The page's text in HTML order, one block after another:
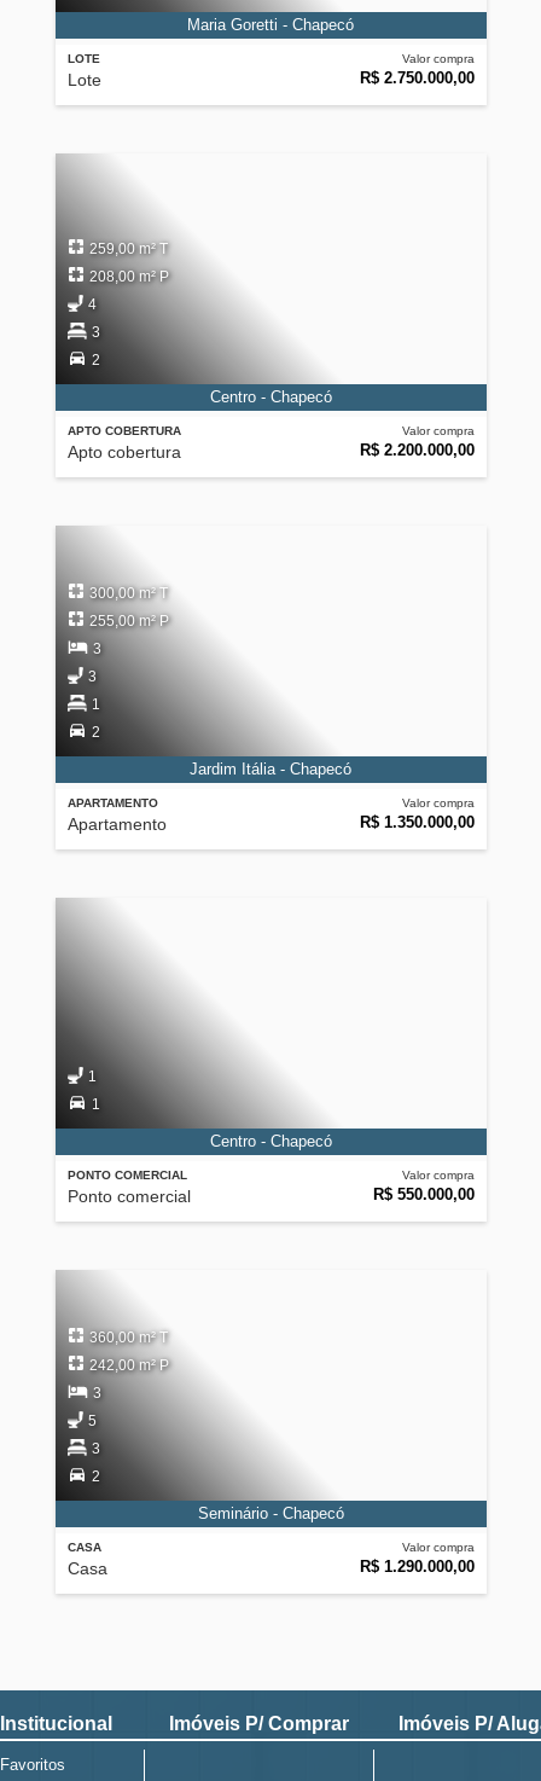
LOTE
Lote
Valor compra
R$ 2.750.000,00
Maria Goretti - Chapecó
APTO COBERTURA
Apto cobertura
Valor compra
R$ 2.200.000,00
259,00 m² T
208,00 m² P
4
3
2
Centro - Chapecó
APARTAMENTO
Apartamento
Valor compra
R$ 1.350.000,00
300,00 m² T
255,00 m² P
3
3
1
2
Jardim Itália - Chapecó
PONTO COMERCIAL
Ponto comercial
Valor compra
R$ 550.000,00
1
1
Centro - Chapecó
CASA
Casa
Valor compra
R$ 1.290.000,00
360,00 m² T
242,00 m² P
3
5
3
2
Seminário - Chapecó
Institucional
Favoritos
Imóveis P/ Comprar Imóveis P/